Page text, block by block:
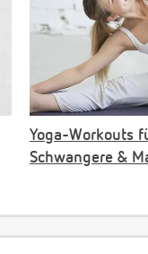
Yoga-Workouts
Schwangere &